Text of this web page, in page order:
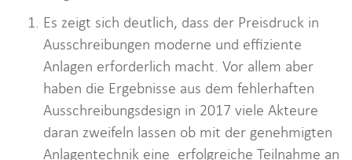
Es zeigt sich deutlich, dass der Preisdruck in
Ausschreibungen moderne und effiziente
Anlagen erforderlich macht. Vor allem aber
haben die Ergebnisse aus dem fehlerhaften
Ausschreibungsdesign in 2017 viele Akteure
daran zweifeln lassen ob mit der genehmigten
Anlagentechnik eine erfolgreiche Teilnahme an